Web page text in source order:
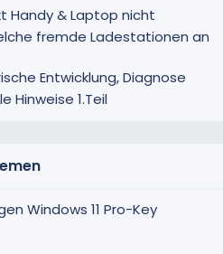
Handy & Laptop nicht
fremde Ladestationen an
Entwicklung, Diagnose
Hinweise 1.Teil
Windows 11 Pro-Key